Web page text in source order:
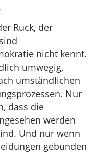
Ruck, der
nicht kennt.
umwegig,
umständlichen
Nur
dass die
werden
Und nur wenn
gebunden